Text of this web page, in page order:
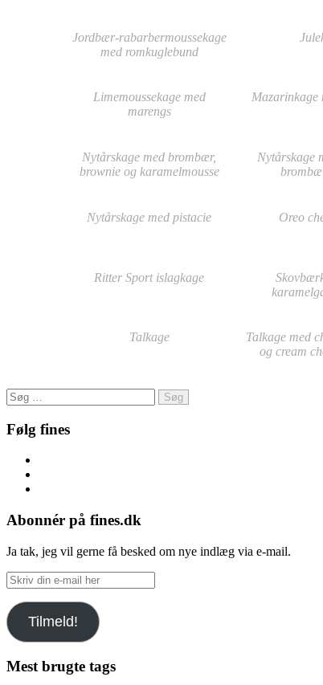
Jordbær-rabarbermoussekage
med romkuglebund
Limemoussekage med
marengs
Mazarinkage
Nytårskage med brombær,
brownie og karamelmousse
Nytårskage
Nytårskage med pistacie Oreo
Ritter Sport islagkage
Talkage
Talkage med
og cream
Søg
efter:
Følg fines
Abonnér på fines.dk
Ja tak, jeg vil gerne få besked om nye indlæg via e-mail.
Skriv
din
e-
mail
her
Tilmeld!
Mest brugte tags